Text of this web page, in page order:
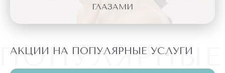
ГЛАЗАМИ
АКЦИИ НА ПОПУЛЯРНЫЕ УСЛУГИ